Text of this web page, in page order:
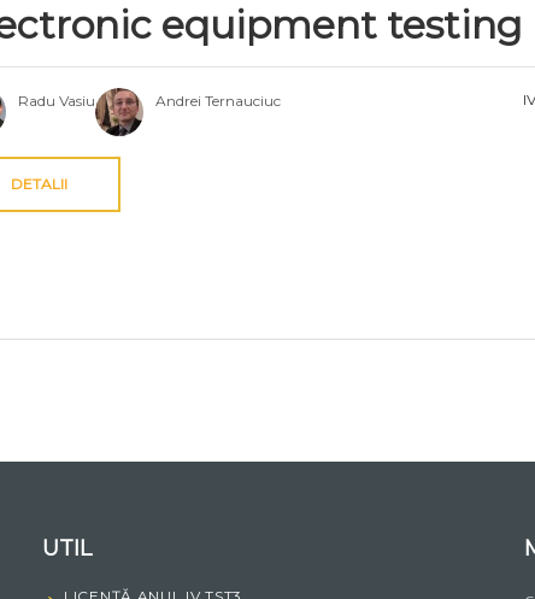
equipment testing
Radu Vasiu Andrei Ternauciuc
DETALII
UTIL